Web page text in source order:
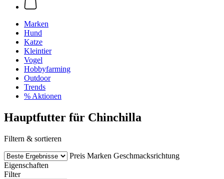
Marken
Hund
Katze
Kleintier
Vogel
Hobbyfarming
Outdoor
Trends
% Aktionen
Hauptfutter für Chinchilla
Filtern & sortieren
Preis Marken Geschmacksrichtung
Eigenschaften
Filter